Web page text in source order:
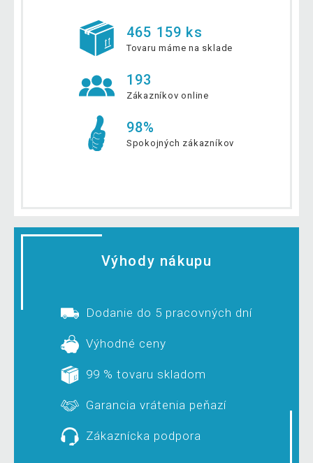
465 159 ks
Tovaru máme na sklade
193
Zákazníkov online
98%
Spokojných zákazníkov
Výhody nákupu
Dodanie do 5 pracovných dní
Výhodné ceny
99 % tovaru skladom
Garancia vrátenia peňazí
Zákaznícka podpora